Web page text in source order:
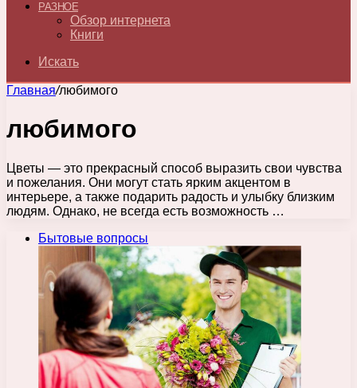
РАЗНОЕ
Обзор интернета
Книги
Искать
Главная/любимого
любимого
Цветы — это прекрасный способ выразить свои чувства
и пожелания. Они могут стать ярким акцентом в
интерьере, а также подарить радость и улыбку близким
людям. Однако, не всегда есть возможность …
Бытовые вопросы